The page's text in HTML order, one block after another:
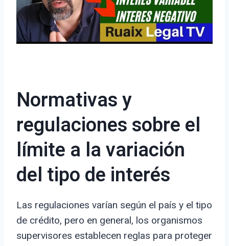
Normativas y
regulaciones sobre el
límite a la variación
del tipo de interés
Las regulaciones varían según el país y el tipo
de crédito, pero en general, los organismos
supervisores establecen reglas para proteger